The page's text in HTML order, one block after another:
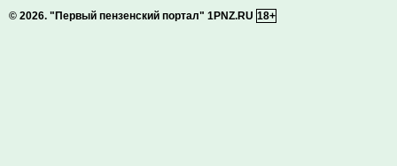
© 2026. "Первый пензенский портал" 1PNZ.RU 18+